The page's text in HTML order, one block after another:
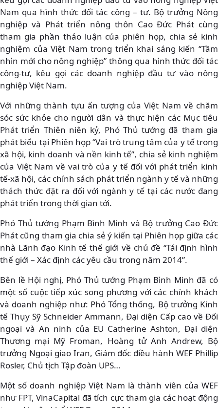
Nam qua hình thức đối tác công – tư. Bộ trưởng Nông
nghiệp và Phát triển nông thôn Cao Đức Phát cùng
tham gia phần thảo luận của phiên họp, chia sẻ kinh
nghiệm của Việt Nam trong triển khai sáng kiến “Tầm
nhìn mới cho nông nghiệp” thông qua hình thức đối tác
công-tư, kêu gọi các doanh nghiệp đầu tư vào nông
nghiệp Việt Nam.
Với những thành tựu ấn tượng của Việt Nam về chăm
sóc sức khỏe cho người dân và thực hiện các Mục tiêu
Phát triển Thiên niên kỷ, Phó Thủ tướng đã tham gia
phát biểu tại Phiên họp “Vai trò trung tâm của y tế trong
xã hội, kinh doanh và nền kinh tế”, chia sẻ kinh nghiệm
của Việt Nam về vai trò của y tế đối với phát triển kinh
tế-xã hội, các chính sách phát triển ngành y tế và những
thách thức đặt ra đối với ngành y tế tại các nước đang
phát triển trong thời gian tới.
Phó Thủ tướng Phạm Bình Minh và Bộ trưởng Cao Đức
Phát cũng tham gia chia sẻ ý kiến tại Phiên họp giữa các
nhà Lãnh đạo Kinh tế thế giới về chủ đề “Tái định hình
thế giới – Xác định các yêu cầu trong năm 2014”.
Bên lề Hội nghị, Phó Thủ tướng Phạm Bình Minh đã có
một số cuộc tiếp xúc song phương với các chính khách
và doanh nghiệp như: Phó Tổng thống, Bộ trưởng Kinh
tế Thụy Sỹ Schneider Ammann, Đại diện Cấp cao về Đối
ngoại và An ninh của EU Catherine Ashton, Đại diện
Thương mại Mỹ Froman, Hoàng tử Anh Andrew, Bộ
trưởng Ngoại giao Iran, Giám đốc điều hành WEF Phillip
Rosler, Chủ tịch Tập đoàn UPS…
Một số doanh nghiệp Việt Nam là thành viên của WEF
như FPT, VinaCapital đã tích cực tham gia các hoạt động